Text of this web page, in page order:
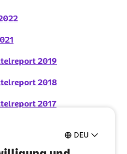
DEU
2019
2018
2017